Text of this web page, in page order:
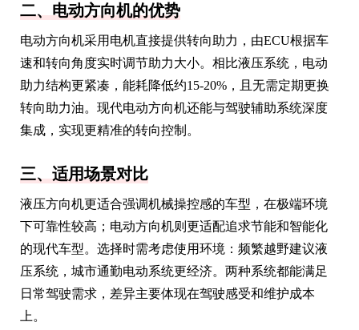
二、电动方向机的优势
电动方向机采用电机直接提供转向助力，由ECU根据车
速和转向角度实时调节助力大小。相比液压系统，电动
助力结构更紧凑，能耗降低约15-20%，且无需定期更换
转向助力油。现代电动方向机还能与驾驶辅助系统深度
集成，实现更精准的转向控制。
三、适用场景对比
液压方向机更适合强调机械操控感的车型，在极端环境
下可靠性较高；电动方向机则更适配追求节能和智能化
的现代车型。选择时需考虑使用环境：频繁越野建议液
压系统，城市通勤电动系统更经济。两种系统都能满足
日常驾驶需求，差异主要体现在驾驶感受和维护成本
上。